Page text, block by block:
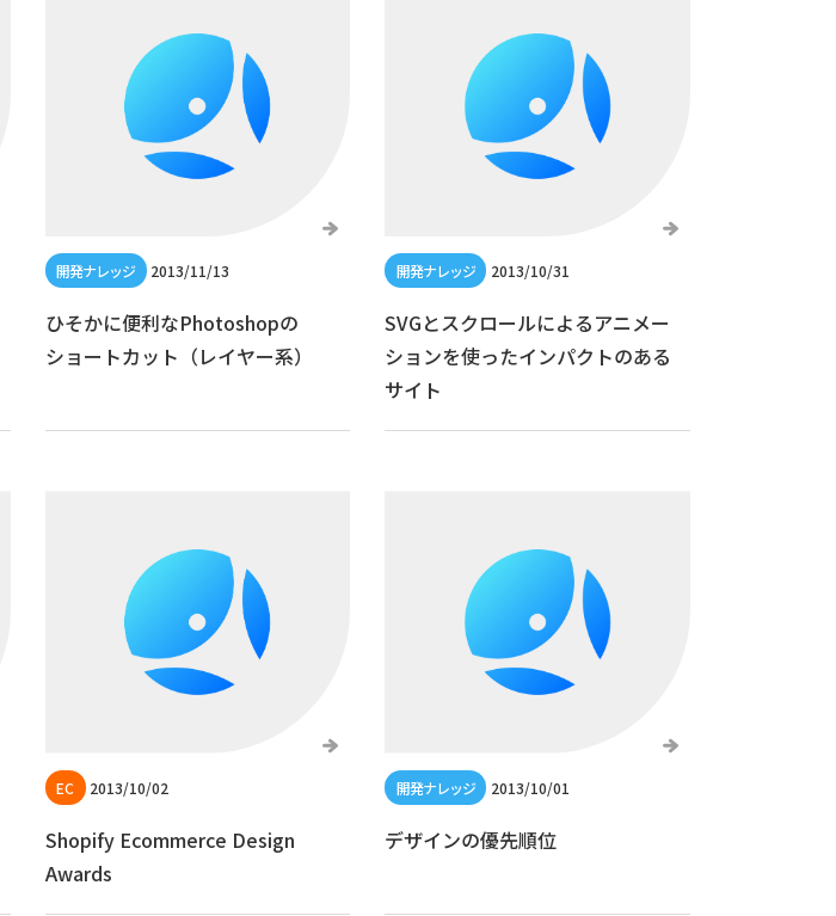
2013/11/13
ひそかに便利なPhotoshopの
ショートカット（レイヤー系）
2013/10/31
SVGとスクロールによるアニメー
ションを使ったインパクトのある
サイト
2013/10/02
Shopify Ecommerce Design
Awards
2013/10/01
デザインの優先順位